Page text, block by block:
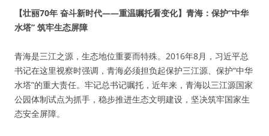
【壮丽70年 奋斗新时代——重温嘱托看变化】青海：保护“中华
水塔” 筑牢生态屏障
青海是三江之源，生态地位重要而特殊。2016年8月，习近平总
书记在这里视察时强调，青海必须担负起保护三江源、保护“中华
水塔”的重大责任。牢记总书记嘱托，近年来，青海以三江源国家
公园体制试点为抓手，稳步推进生态文明建设，坚决筑牢国家生
态安全屏障。